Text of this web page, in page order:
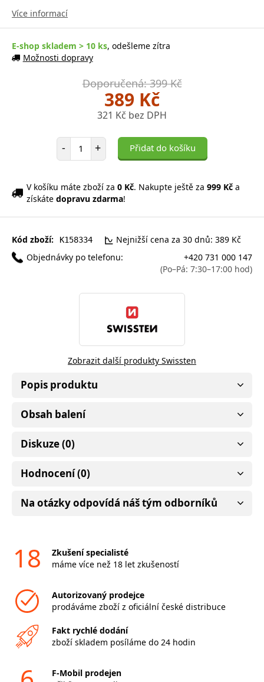
Více informací
E-shop skladem > 10 ks, odešleme zítra
Možnosti dopravy
Doporučená: 399 Kč
389 Kč
321 Kč bez DPH
- Počet položek
+ Přidat do košíku
V košíku máte zboží za 0 Kč. Nakupte ještě za 999 Kč a
získáte dopravu zdarma!
Kód zboží: K158334
Nejnižší cena za 30 dnů: 389 Kč
Objednávky po telefonu:
+420 731 000 147
(Po–Pá: 7:30–17:00 hod)
Zobrazit další produkty Swissten
Popis produktu
Obsah balení
Diskuze (0)
Hodnocení (0)
Na otázky odpovídá náš tým odborníků
18
Zkušení specialisté
máme více než 18 let zkušeností
Autorizovaný prodejce
prodáváme zboží z oficiální české distribuce
Fakt rychlé dodání
zboží skladem posíláme do 24 hodin
F-Mobil prodejen